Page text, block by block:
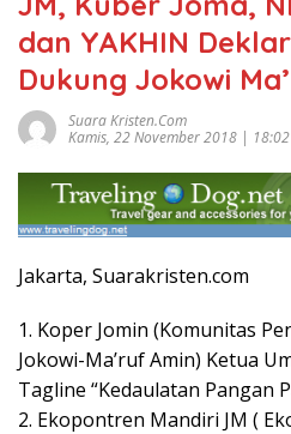
dan YAKHIN
Dukung Jokowi
Suara Kristen.com
Kamis, 22 November 2018 | 18:02
Jakarta, Suarakristen.com
1. Koper Jomin (Komunitas
Jokowi-Ma’ruf Amin) Ketua
Tagline “Kedaulatan Pangan
2. Ekopontren Mandiri JM (